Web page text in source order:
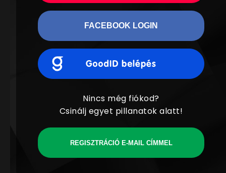
FACEBOOK LOGIN
Nincs még fiókod?
Csinálj egyet pillanatok alatt!
REGISZTRÁCIÓ E-MAIL CÍMMEL